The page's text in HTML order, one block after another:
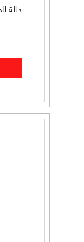
حالة